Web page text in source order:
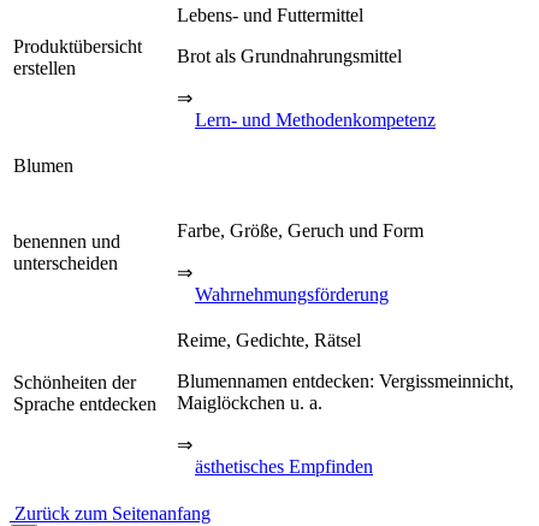
Produktübersicht
erstellen
Lebens- und Futtermittel
Brot als Grundnahrungsmittel
⇒
Lern- und Methodenkompetenz
Blumen
benennen und
unterscheiden
Farbe, Größe, Geruch und Form
⇒
Wahrnehmungsförderung
Schönheiten der
Sprache entdecken
Reime, Gedichte, Rätsel
Blumennamen entdecken: Vergissmeinnicht,
Maiglöckchen u. a.
⇒
ästhetisches Empfinden
Zurück zum Seitenanfang